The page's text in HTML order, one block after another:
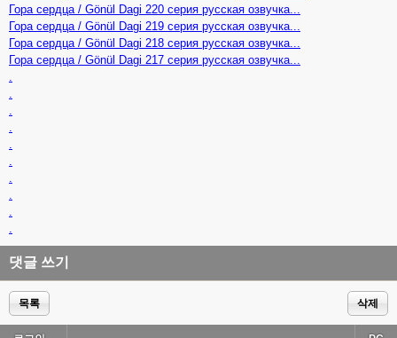
Гора сердца / Gönül Dagi 220 серия русская озвучка...
Гора сердца / Gönül Dagi 219 серия русская озвучка...
Гора сердца / Gönül Dagi 218 серия русская озвучка...
Гора сердца / Gönül Dagi 217 серия русская озвучка...
댓글 쓰기
목록 삭제